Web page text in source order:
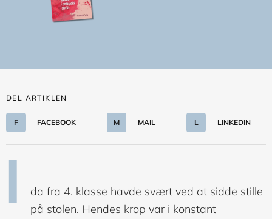
DEL ARTIKLEN
F FACEBOOK M MAIL L LINKEDIN
I
da fra 4. klasse havde svært ved at sidde stille
på stolen. Hendes krop var i konstant